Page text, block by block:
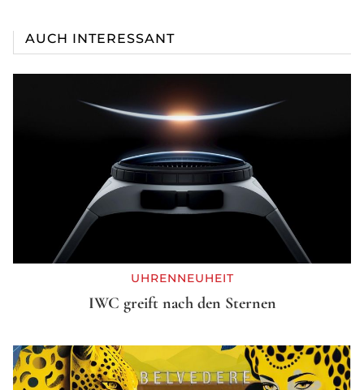
AUCH INTERESSANT
UHRENNEUHEIT
IWC greift nach den Sternen